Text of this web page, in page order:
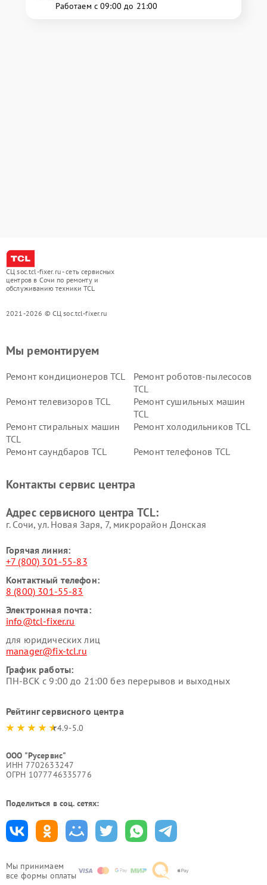
Работаем с 09:00 до 21:00
СЦ soc.tcl-fixer.ru - сеть сервисных
центров в Сочи по ремонту и
обслуживанию техники TCL
2021-2026 © СЦ soc.tcl-fixer.ru
Мы принимаем
все формы оплаты
Мы ремонтируем
Ремонт кондиционеров TCL
Ремонт роботов-пылесосов
TCL
Ремонт телевизоров TCL
Ремонт сушильных машин
TCL
Ремонт стиральных машин
TCL
Ремонт холодильников TCL
Ремонт саундбаров TCL Ремонт телефонов TCL
Контакты сервис центра
Адрес сервисного центра TCL:
г. Сочи, ул. Новая Заря, 7, микрорайон Донская
Горячая линия:
+7 (800) 301-55-83
Контактный телефон:
8 (800) 301-55-83
Электронная почта:
info@tcl-fixer.ru
для юридических лиц
manager@fix-tcl.ru
График работы:
ПН-ВСК с 9:00 до 21:00 без перерывов и выходных
Рейтинг сервисного центра
4.9-5.0
ООО "Русервис"
ИНН 7702633247
ОГРН 1077746335776
Поделиться в соц. сетях: